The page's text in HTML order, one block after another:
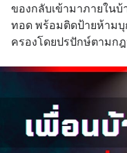
ของกลับเข้ามาภายในบ้
ทอด พร้อมติดป้ายห้ามบุ
ครองโดยปรปักษ์ตามก